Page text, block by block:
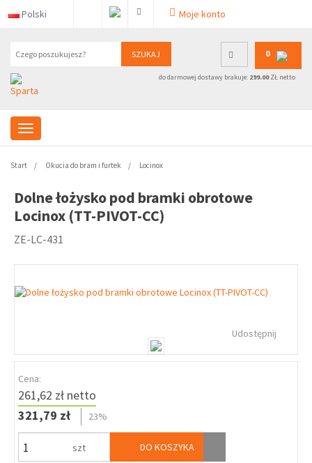
Polski Moje konto
SZUKAJ 0
do darmowej dostawy brakuje: 299.00ZŁ netto
Start Okucia do bram i furtek Locinox
Dolne łożysko pod bramki obrotowe
Locinox (TT-PIVOT-CC)
ZE-LC-431
Udostępnij
Cena:
261,62 zł netto
321,79 zł
23%
szt DO KOSZYKA